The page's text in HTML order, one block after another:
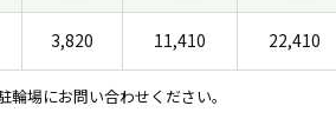
3,820 11,410 22,410
場にお問い合わせください。